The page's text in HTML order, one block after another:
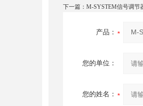
下一篇： M-SYSTEM信号调节
产品：
您的单位：
您的姓名：